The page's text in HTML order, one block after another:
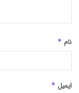
نام *
ایمیل *